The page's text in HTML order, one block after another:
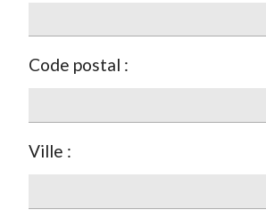
Code postal :
Ville :